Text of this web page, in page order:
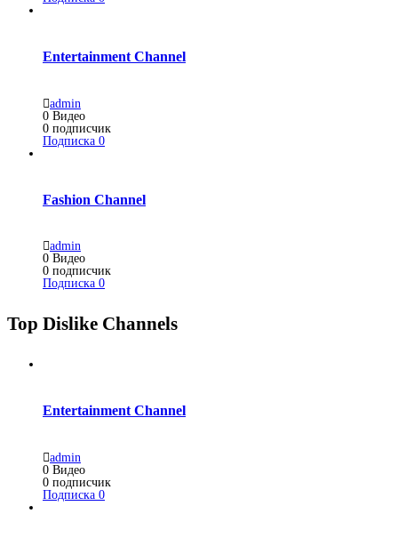
Entertainment Channel
admin
0 Видео
0 подписчик
Подписка 0
Fashion Channel
admin
0 Видео
0 подписчик
Подписка 0
Top Dislike Channels
Entertainment Channel
admin
0 Видео
0 подписчик
Подписка 0